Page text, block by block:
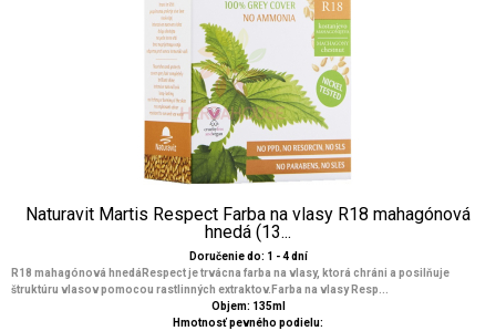
Naturavit Martis Respect Farba na vlasy R18 mahagónová
hnedá (13...
Doručenie do: 1 - 4 dní
R18 mahagónová hnedáRespect je trvácna farba na vlasy, ktorá chráni a posilňuje
štruktúru vlasov pomocou rastlinných extraktov.Farba na vlasy Resp...
Objem: 135ml
Hmotnosť pevného podielu: